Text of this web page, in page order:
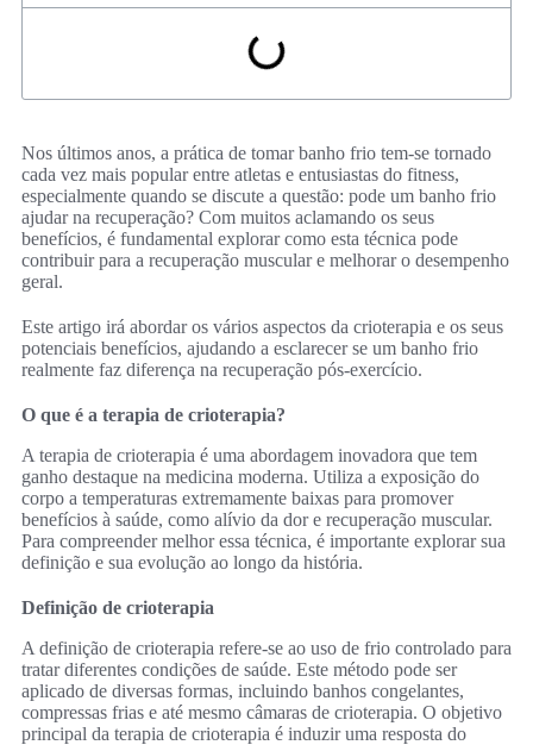
Nos últimos anos, a prática de tomar banho frio tem-se tornado
cada vez mais popular entre atletas e entusiastas do fitness,
especialmente quando se discute a questão: pode um banho frio
ajudar na recuperação? Com muitos aclamando os seus
benefícios, é fundamental explorar como esta técnica pode
contribuir para a recuperação muscular e melhorar o desempenho
geral.
Este artigo irá abordar os vários aspectos da crioterapia e os seus
potenciais benefícios, ajudando a esclarecer se um banho frio
realmente faz diferença na recuperação pós-exercício.
O que é a terapia de crioterapia?
A terapia de crioterapia é uma abordagem inovadora que tem
ganho destaque na medicina moderna. Utiliza a exposição do
corpo a temperaturas extremamente baixas para promover
benefícios à saúde, como alívio da dor e recuperação muscular.
Para compreender melhor essa técnica, é importante explorar sua
definição e sua evolução ao longo da história.
Definição de crioterapia
A definição de crioterapia refere-se ao uso de frio controlado para
tratar diferentes condições de saúde. Este método pode ser
aplicado de diversas formas, incluindo banhos congelantes,
compressas frias e até mesmo câmaras de crioterapia. O objetivo
principal da terapia de crioterapia é induzir uma resposta do